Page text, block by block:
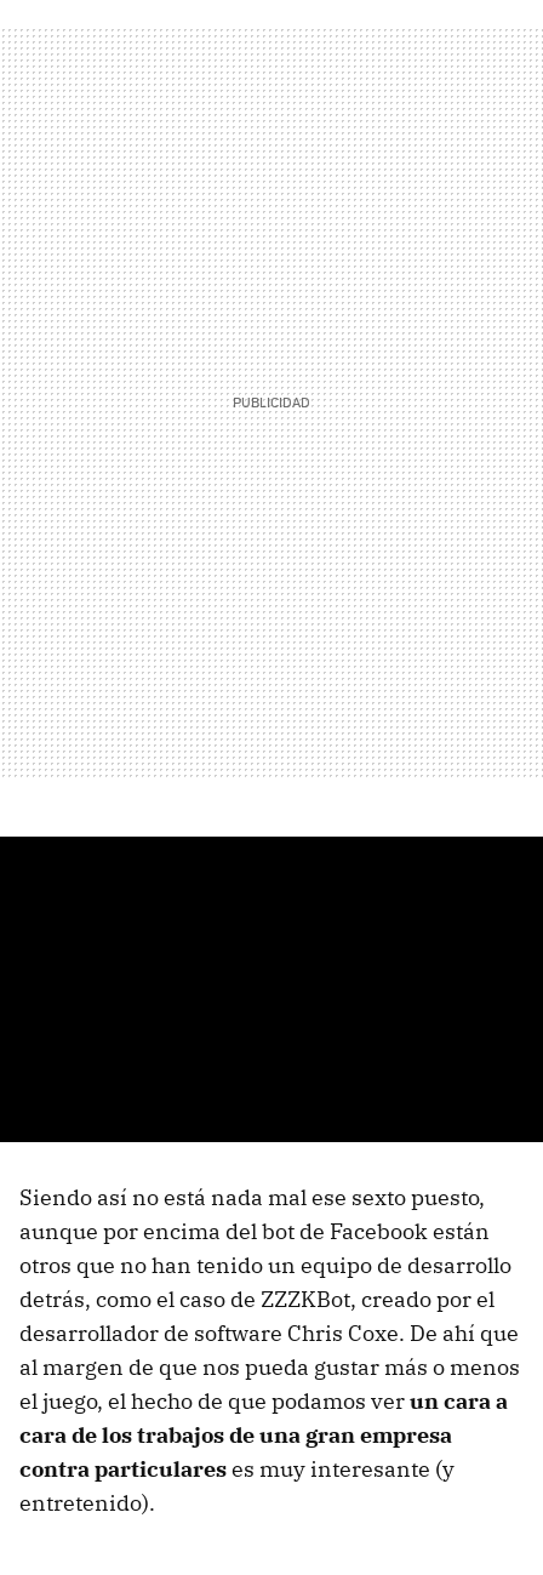
Siendo así no está nada mal ese sexto puesto,
aunque por encima del bot de Facebook están
otros que no han tenido un equipo de desarrollo
detrás, como el caso de ZZZKBot, creado por el
desarrollador de software Chris Coxe. De ahí que
al margen de que nos pueda gustar más o menos
el juego, el hecho de que podamos verun cara a
cara de los trabajos de una gran empresa
contra particulareses muy interesante (y
entretenido).